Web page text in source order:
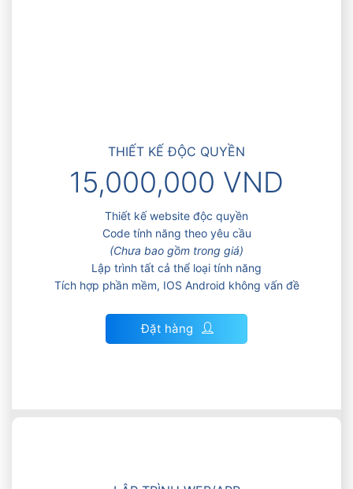
THIẾT KẾ ĐỘC QUYỀN
15,000,000 VND
Thiết kế website độc quyền
Code tính năng theo yêu cầu
(Chưa bao gồm trong giá)
Lập trình tất cả thể loại tính năng
Tích hợp phần mềm, IOS Android không vấn đề
Đặt hàng